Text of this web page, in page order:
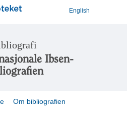
English
Ibsen-
Om bibliografien